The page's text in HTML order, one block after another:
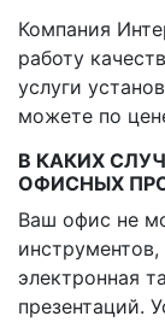
Компания
работу
услуги
можете по
В КАКИХ
ОФИСНЫХ
Ваш офис не
электронная
презентаций.